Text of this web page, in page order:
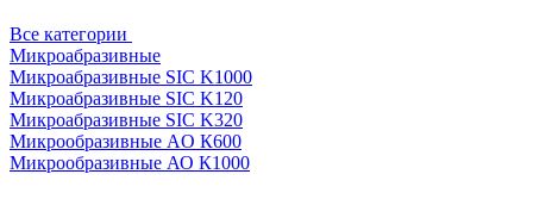
Все категории
Микроабразивные
Микроабразивные SIC K1000
Микроабразивные SIC K120
Микроабразивные SIC K320
Микрообразивные AO К600
Микрообразивные АО К1000